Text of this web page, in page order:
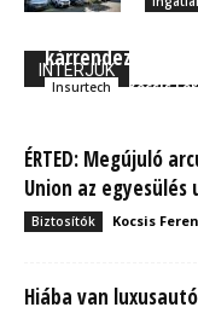
INTERJÚK
kárrendezés
Insurtech Kocsis
ÉRTED: Megújuló
Union az egyesülés
Biztosítók Kocsis
Hiába van